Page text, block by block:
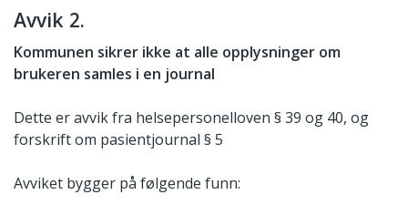
Avvik 2.
Kommunen sikrer ikke at alle opplysninger om
brukeren samles i en journal
Dette er avvik fra helsepersonelloven § 39 og 40, og
forskrift om pasientjournal § 5
Avviket bygger på følgende funn: